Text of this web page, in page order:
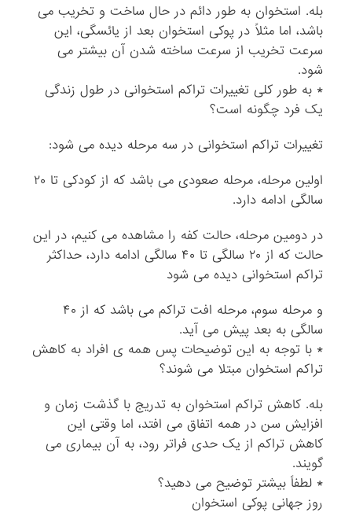
بله. استخوان به طور دائم در حال ساخت و تخریب می
باشد، اما مثلاً در پوکی استخوان بعد از یائسگی، این
سرعت تخریب از سرعت ساخته شدن آن بیشتر می
شود.
* به طور کلی تغییرات تراکم استخوانی در طول زندگی
یک فرد چگونه است؟
تغییرات تراکم استخوانی در سه مرحله دیده می شود:
اولین مرحله، مرحله صعودی می باشد که از کودکی تا ۲۰
سالگی ادامه دارد.
در دومین مرحله، حالت کفه را مشاهده می کنیم، در این
حالت که از ۲۰ سالگی تا ۴۰ سالگی ادامه دارد، حداکثر
تراکم استخوانی دیده می شود
و مرحله سوم، مرحله افت تراکم می باشد که از ۴۰
سالگی به بعد پیش می آید.
* با توجه به این توضیحات پس همه ی افراد به کاهش
تراکم استخوان مبتلا می شوند؟
بله. کاهش تراکم استخوان به تدریج با گذشت زمان و
افزایش سن در همه اتفاق می افتد، اما وقتی این
کاهش تراکم از یک حدی فراتر رود، به آن بیماری می
گویند.
* لطفاً بیشتر توضیح می دهید؟
روز جهانی پوکی استخوان